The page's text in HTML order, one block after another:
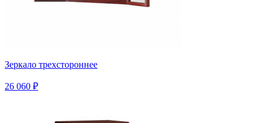
Зеркало трехстороннее
26 060 ₽